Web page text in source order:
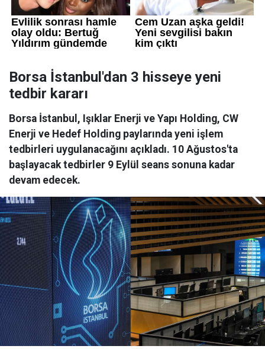
Borsa İstanbul'dan 3 hisseye yeni
tedbir kararı
Borsa İstanbul, Işıklar Enerji ve Yapı Holding, CW
Enerji ve Hedef Holding paylarında yeni işlem
tedbirleri uygulanacağını açıkladı. 10 Ağustos'ta
başlayacak tedbirler 9 Eylül seans sonuna kadar
devam edecek.